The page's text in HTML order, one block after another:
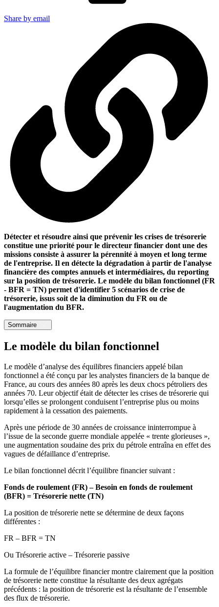
Share by email
Détecter et résoudre ainsi que prévenir les crises de trésorerie
constitue une priorité pour le directeur financier dont une des
missions consiste à assurer la pérennité à moyen et long terme
de l'entreprise. Il en détecte la dégradation à partir de l'analyse
financière des comptes annuels et intermédiaires, du reporting
sur la position de trésorerie. Le modèle du bilan fonctionnel (FR
- BFR = TN) permet d'identifier 5 scénarios de crise de
trésorerie, issus soit de la diminution du FR ou de
l'augmentation du BFR.
Sommaire
Le modèle du bilan fonctionnel
Le modèle d’analyse des équilibres financiers appelé bilan
fonctionnel a été conçu par les analystes financiers de la banque de
France, au cours des années 80 après les deux chocs pétroliers des
années 70. Leur objectif était de détecter les crises de trésorerie qui
lorsqu’elles se prolongent conduisent l’entreprise plus ou moins
rapidement à la cessation des paiements.
Après une période de 30 années de croissance ininterrompue à
l’issue de la seconde guerre mondiale appelée « trente glorieuses »,
une augmentation soudaine des prix du pétrole entraîna en effet des
vagues de défaillance d’entreprise.
Le bilan fonctionnel décrit l’équilibre financier suivant :
Fonds de roulement (FR) – Besoin en fonds de roulement
(BFR) = Trésorerie nette (TN)
La position de trésorerie nette se détermine de deux façons
différentes :
FR – BFR = TN
Ou Trésorerie active – Trésorerie passive
La formule de l’équilibre financier montre clairement que la position
de trésorerie nette constitue la résultante des deux agrégats
précédents : la position de trésorerie est la résultante de l’ensemble
des flux de trésorerie.